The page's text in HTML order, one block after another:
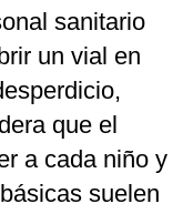
sanitario
un vial en
que el
a cada niño y
suelen